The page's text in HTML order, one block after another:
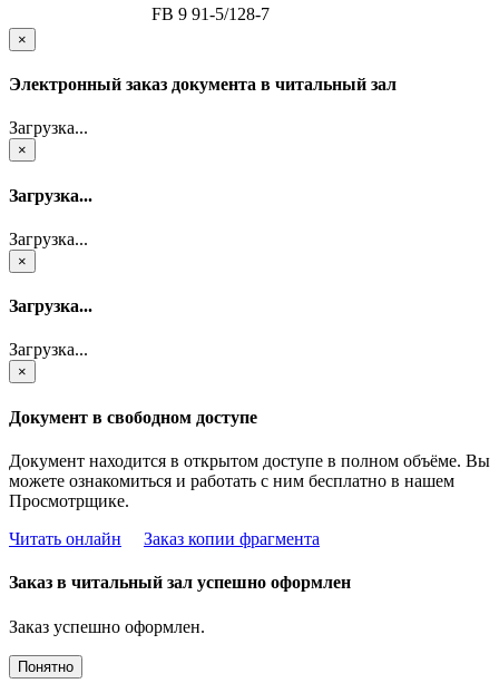
FB 9 91-5/128-7
×
Электронный заказ документа в читальный зал
Загрузка...
×
Загрузка...
Загрузка...
×
Загрузка...
Загрузка...
×
Документ в свободном доступе
Документ находится в открытом доступе в полном объёме. Вы
можете ознакомиться и работать с ним бесплатно в нашем
Просмотрщике.
Читать онлайн
Заказ копии фрагмента
Заказ в читальный зал успешно оформлен
Заказ успешно оформлен.
Понятно